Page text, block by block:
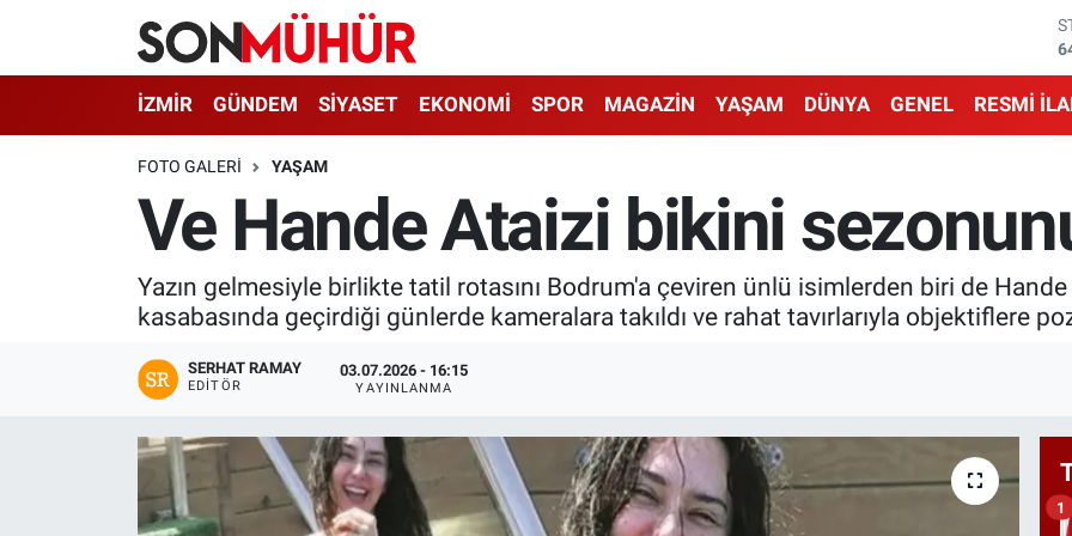
İZMİR GÜNDEM SİYASET EKONOMİ SPOR MAGAZİN YAŞAM DÜNYA GENEL RESMİ
FOTO GALERI YAŞAM
Ve Hande Ataizi bikini
Yazın gelmesiyle birlikte tatil rotasını Bodrum'a çeviren ünlü isimlerden biri de
kasabasında geçirdiği günlerde kameralara takıldı ve rahat tavırlarıyla objektiflere
SERHAT RAMAY
EDITÖR
03.07.2026 - 16:15
YAYINLANMA
1
İzmir Nöbetçi Eczaneler
İzmir Hava Durumu
İzmir Namaz Vakitleri
İzmir Trafik Yoğunluk Haritası
Süper Lig Puan Durumu ve Fikstür
Tüm Manşetler
Son Dakika Haberleri
Haber Arşivi